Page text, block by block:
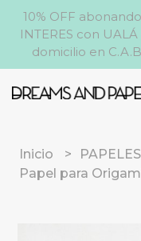
10% OFF
INTERES con
domicilio en
Inicio
PAPELES
Papel para